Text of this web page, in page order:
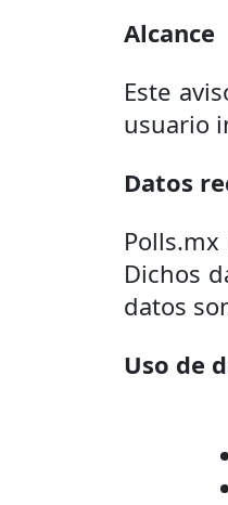
Alcance
Este
usuario
Datos
Dichos
datos
Uso de